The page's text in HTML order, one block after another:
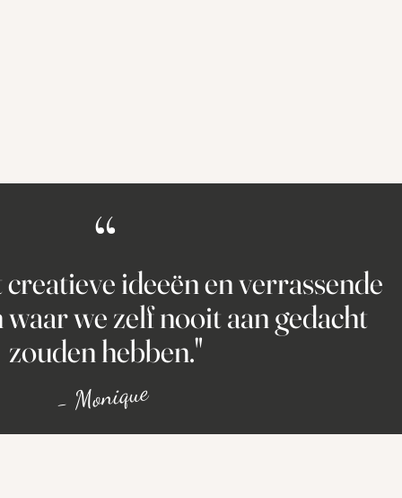
“ideeën en verrassende
we zelf nooit aan gedacht
zouden hebben."
- Monique